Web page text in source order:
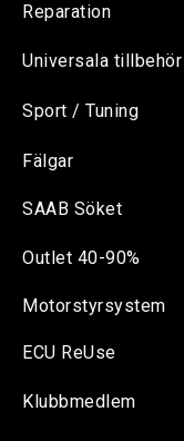
Reparation
Universala tillbehör
Sport / Tuning
Fälgar
SAAB Söket
Outlet 40-90%
Motorstyrsystem
ECU ReUse
Klubbmedlem